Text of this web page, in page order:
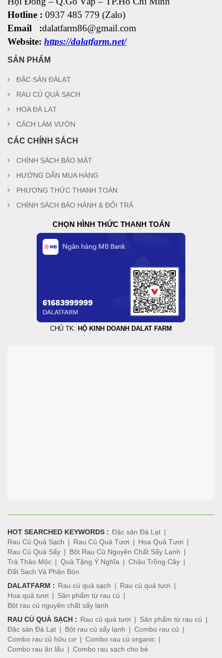
Hotline : 0937 485 779 (Zalo)
Email :dalatfarm86@gmail.com
Website: https://dalatfarm.net/
SẢN PHẨM
ĐẶC SẢN ĐÀLẠT
RAU CỦ QUẢ SẠCH
HOA ĐÀ LẠT
CÁCH LÀM VƯỜN
CÁC CHÍNH SÁCH
CHÍNH SÁCH BẢO MẬT
HƯỚNG DẪN MUA HÀNG
PHƯƠNG THỨC THANH TOÁN
CHÍNH SÁCH BẢO HÀNH & ĐỔI TRẢ
CHỌN HÌNH THỨC THANH TOÁN
CHỦ TK: HỘ KINH DOANH DALAT FARM
HOT SEARCHED KEYWORDS : Đặc sản Đà Lạt
Rau Củ Quả Sạch
Rau Củ Quả Tươi
Hoa Quả Tươi
Rau Củ Quả Sấy
Bột Rau Củ Nguyên Chất Sấy Lạnh
Trà Thảo Mộc
Quà Tặng Ý Nghĩa
Chậu Trồng Cây
Đất Sạch Và Phân Bón
DALATFARM : Rau củ quả sạch
Rau củ quả tươi
Hoa quả tươi
Sản phẩm từ rau củ
Bột rau củ nguyên chất sấy lạnh
RAU CỦ QUẢ SẠCH : Rau củ quả tươi
Sản phẩm từ rau củ
Đặc sản Đà Lạt
Bột rau củ sấy lạnh
Combo rau củ
Combo rau củ hữu cơ
Combo rau củ organic
Combo rau ăn lẩu
Combo rau sạch cho bé